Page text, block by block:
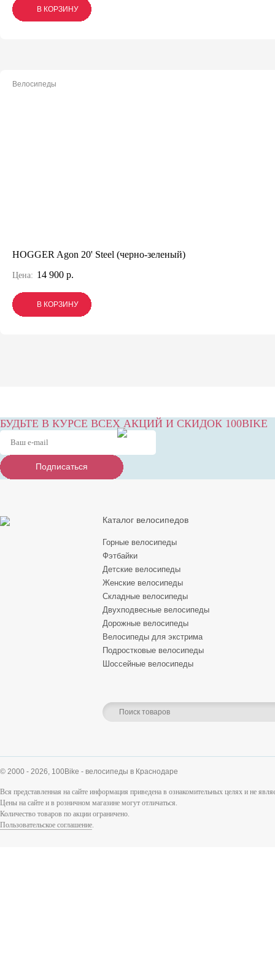
В КОРЗИНУ
В КОРЗИНУ
В КОРЗИНУ
Велосипеды
HOGGER Agon 20' Steel (черно-зеленый)
Цена: 14 900 р.
В КОРЗИНУ
В КОРЗИНУ
В КОРЗИНУ
БУДЬТЕ В КУРСЕ ВСЕХ АКЦИЙ И СКИДОК 100BIKE
Подписаться
Подписаться
Подписаться
Каталог велосипедов
Горные велосипеды
Фэтбайки
Детские велосипеды
Женские велосипеды
Складные велосипеды
Двухподвесные велосипеды
Дорожные велосипеды
Велосипеды для экстрима
Подростковые велосипеды
Шоссейные велосипеды
© 2000 - 2026, 100Bike - велосипеды в Краснодаре
Вся представленная на сайте информация приведена в ознакомительных целях и не
Цены на сайте и в розничном магазине могут отличаться.
Количество товаров по акции ограничено.
Пользовательское соглашение.